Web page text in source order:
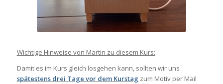
Wichtige Hinweise von Martin zu diesem Kurs:
Damit es im Kurs gleich losgehen kann, sollten wir uns
spätestens drei Tage vor dem Kurstag zum Motiv per Mail